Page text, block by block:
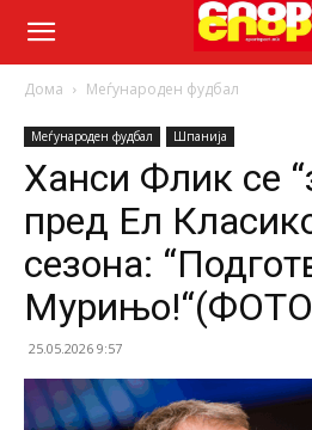
Дома Меѓународен фудбал
Меѓународен фудбал Шпанија
Ханси Флик се
пред Ел
сезона:
25.05.2026 9:57